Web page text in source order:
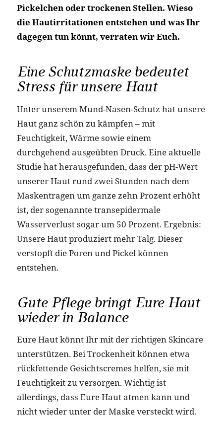
Pickelchen oder trockenen Stellen. Wieso
die Hautirritationen entstehen und was Ihr
dagegen tun könnt, verraten wir Euch.
Eine Schutzmaske bedeutet
Stress für unsere Haut
Unter unserem Mund-Nasen-Schutz hat unsere
Haut ganz schön zu kämpfen – mit
Feuchtigkeit, Wärme sowie einem
durchgehend ausgeübten Druck. Eine aktuelle
Studie hat herausgefunden, dass der pH-Wert
unserer Haut rund zwei Stunden nach dem
Maskentragen um ganze zehn Prozent erhöht
ist, der sogenannte transepidermale
Wasserverlust sogar um 50 Prozent. Ergebnis:
Unsere Haut produziert mehr Talg. Dieser
verstopft die Poren und Pickel können
entstehen.
Gute Pflege bringt Eure Haut
wieder in Balance
Eure Haut könnt Ihr mit der richtigen Skincare
unterstützen. Bei Trockenheit können etwa
rückfettende Gesichtscremes helfen, sie mit
Feuchtigkeit zu versorgen. Wichtig ist
allerdings, dass Eure Haut atmen kann und
nicht wieder unter der Maske versteckt wird.